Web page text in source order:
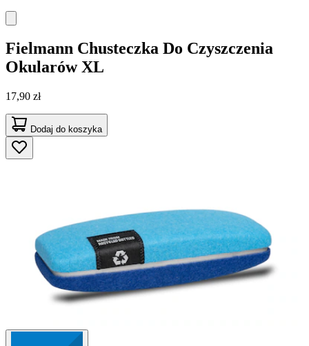
Fielmann Chusteczka Do Czyszczenia
Okularów XL
17,90 zł
Dodaj do koszyka